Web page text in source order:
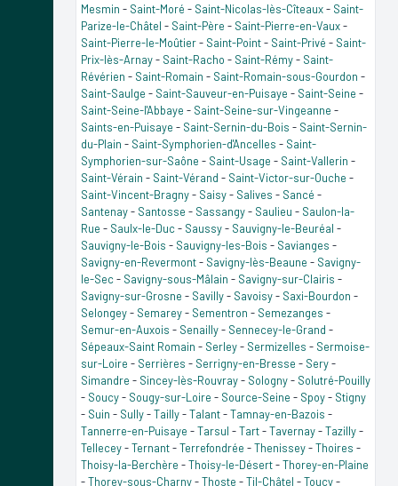
Mesmin - Saint-Moré - Saint-Nicolas-lès-Cîteaux- Saint-
Parize-le-Châtel - Saint-Père - Saint-Pierre-en-Vaux-
Saint-Pierre-le-Moûtier- Saint-Point- Saint-Privé - Saint-
Prix-lès-Arnay- Saint-Racho - Saint-Rémy- Saint-
Révérien - Saint-Romain - Saint-Romain-sous-Gourdon -
Saint-Saulge - Saint-Sauveur-en-Puisaye - Saint-Seine -
Saint-Seine-l'Abbaye - Saint-Seine-sur-Vingeanne -
Saints-en-Puisaye - Saint-Sernin-du-Bois - Saint-Sernin-
du-Plain - Saint-Symphorien-d'Ancelles - Saint-
Symphorien-sur-Saône - Saint-Usage - Saint-Vallerin -
Saint-Vérain - Saint-Vérand - Saint-Victor-sur-Ouche -
Saint-Vincent-Bragny- Saisy- Salives - Sancé -
Santenay- Santosse - Sassangy- Saulieu - Saulon-la-
Rue - Saulx-le-Duc - Saussy- Sauvigny-le-Beuréal -
Sauvigny-le-Bois - Sauvigny-les-Bois - Savianges -
Savigny-en-Revermont- Savigny-lès-Beaune - Savigny-
le-Sec - Savigny-sous-Mâlain - Savigny-sur-Clairis -
Savigny-sur-Grosne - Savilly- Savoisy- Saxi-Bourdon -
Selongey- Semarey- Sementron - Semezanges -
Semur-en-Auxois - Senailly- Sennecey-le-Grand -
Sépeaux-Saint Romain - Serley- Sermizelles - Sermoise-
sur-Loire - Serrières - Serrigny-en-Bresse - Sery-
Simandre - Sincey-lès-Rouvray- Sologny- Solutré-Pouilly
- Soucy- Sougy-sur-Loire - Source-Seine - Spoy- Stigny
- Suin - Sully-Tailly-Talant-Tamnay-en-Bazois -
Tannerre-en-Puisaye -Tarsul -Tart-Tavernay-Tazilly-
Tellecey-Ternant-Terrefondrée -Thenissey-Thoires -
Thoisy-la-Berchère -Thoisy-le-Désert-Thorey-en-Plaine
-Thorey-sous-Charny-Thoste -Til-Châtel -Toucy-